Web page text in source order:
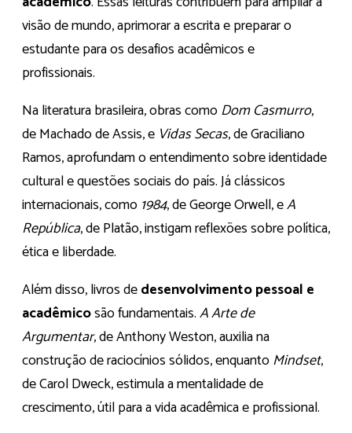
visão de mundo, aprimorar a escrita e preparar o
estudante para os desafios acadêmicos e
profissionais.
Na literatura brasileira, obras comoDom Casmurro,
de Machado de Assis, e Vidas Secas, de Graciliano
Ramos, aprofundam o entendimento sobre identidade
cultural e questões sociais do país. Já clássicos
internacionais, como 1984, de George Orwell, eA
República, de Platão, instigam reflexões sobre política,
ética e liberdade.
Além disso, livros dedesenvolvimento pessoal e
acadêmicosão fundamentais.A Arte de
Argumentar, de Anthony Weston, auxilia na
construção de raciocínios sólidos, enquantoMindset,
de Carol Dweck, estimula a mentalidade de
crescimento, útil para a vida acadêmica e profissional.